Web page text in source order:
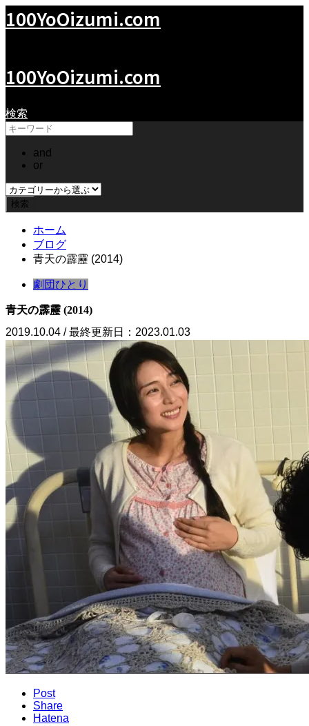
100YoOizumi.com
100YoOizumi.com
検索
and
or
ホーム
ブログ
青天の霹靂 (2014)
劇団ひとり
青天の霹靂 (2014)
2019.10.04 / 最終更新日：2023.01.03
Post
Share
Hatena